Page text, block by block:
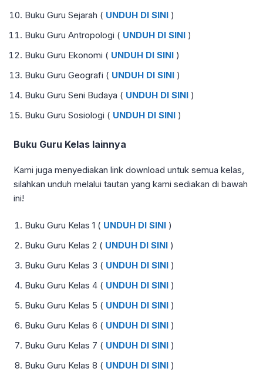
Buku Guru Sejarah ( UNDUH DI SINI )
Buku Guru Antropologi ( UNDUH DI SINI )
Buku Guru Ekonomi ( UNDUH DI SINI )
Buku Guru Geografi ( UNDUH DI SINI )
Buku Guru Seni Budaya ( UNDUH DI SINI )
Buku Guru Sosiologi ( UNDUH DI SINI )
Buku Guru Kelas lainnya
Kami juga menyediakan link download untuk semua kelas,
silahkan unduh melalui tautan yang kami sediakan di bawah
ini!
Buku Guru Kelas 1 ( UNDUH DI SINI )
Buku Guru Kelas 2 ( UNDUH DI SINI )
Buku Guru Kelas 3 ( UNDUH DI SINI )
Buku Guru Kelas 4 ( UNDUH DI SINI )
Buku Guru Kelas 5 ( UNDUH DI SINI )
Buku Guru Kelas 6 ( UNDUH DI SINI )
Buku Guru Kelas 7 ( UNDUH DI SINI )
Buku Guru Kelas 8 ( UNDUH DI SINI )